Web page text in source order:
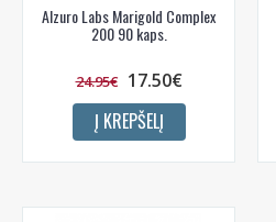
Alzuro Labs Marigold Complex
200 90 kaps.
24.95€ 17.50€
Į KREPŠELĮ